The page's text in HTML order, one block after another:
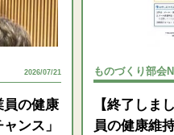
2026/07/21
員の健康
ンス」
ものづくり部会
【終了しま
員の健康維